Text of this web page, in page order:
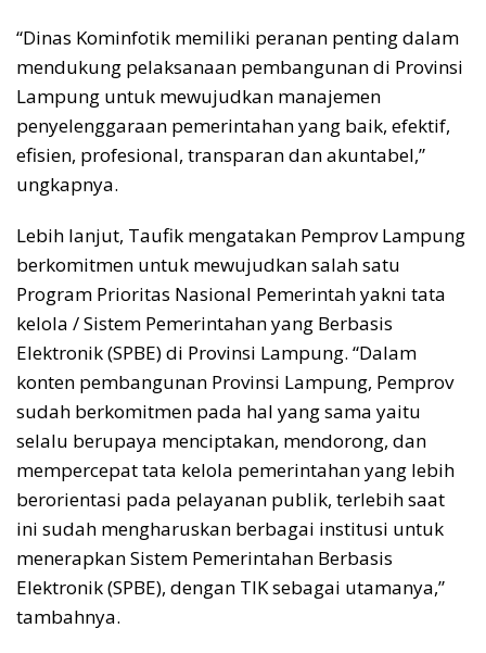
“Dinas Kominfotik memiliki peranan penting dalam
mendukung pelaksanaan pembangunan di Provinsi
Lampung untuk mewujudkan manajemen
penyelenggaraan pemerintahan yang baik, efektif,
efisien, profesional, transparan dan akuntabel,”
ungkapnya.
Lebih lanjut, Taufik mengatakan Pemprov Lampung
berkomitmen untuk mewujudkan salah satu
Program Prioritas Nasional Pemerintah yakni tata
kelola / Sistem Pemerintahan yang Berbasis
Elektronik (SPBE) di Provinsi Lampung. “Dalam
konten pembangunan Provinsi Lampung, Pemprov
sudah berkomitmen pada hal yang sama yaitu
selalu berupaya menciptakan, mendorong, dan
mempercepat tata kelola pemerintahan yang lebih
berorientasi pada pelayanan publik, terlebih saat
ini sudah mengharuskan berbagai institusi untuk
menerapkan Sistem Pemerintahan Berbasis
Elektronik (SPBE), dengan TIK sebagai utamanya,”
tambahnya.